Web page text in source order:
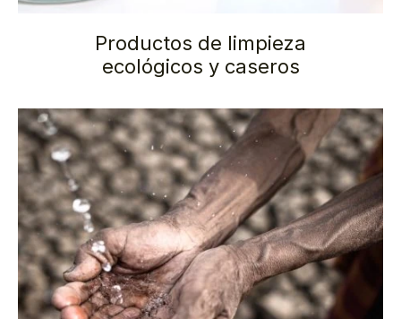
Productos de limpieza
ecológicos y caseros